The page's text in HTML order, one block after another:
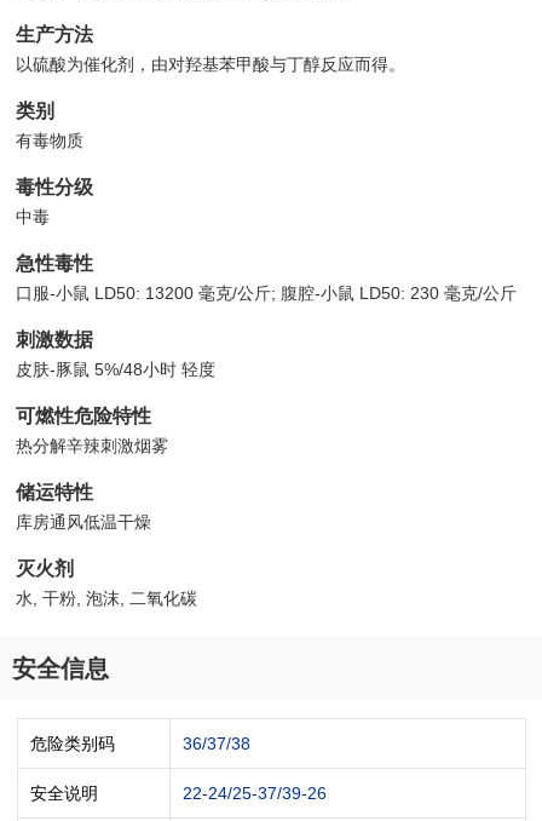
生产方法
以硫酸为催化剂，由对羟基苯甲酸与丁醇反应而得。
类别
有毒物质
毒性分级
中毒
急性毒性
口服-小鼠 LD50: 13200 毫克/公斤; 腹腔-小鼠 LD50: 230 毫克/公斤
刺激数据
皮肤-豚鼠 5%/48小时 轻度
可燃性危险特性
热分解辛辣刺激烟雾
储运特性
库房通风低温干燥
灭火剂
水, 干粉, 泡沫, 二氧化碳
安全信息
危险类别码 36/37/38
安全说明 22-24/25-37/39-26